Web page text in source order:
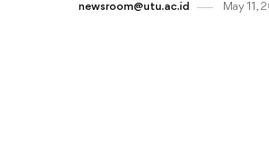
newsroom@utu.ac.id May 11 ,